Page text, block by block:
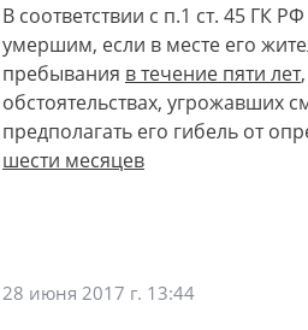
В соответствии с п.1 ст. 45 ГК
умершим, если в месте его
пребывания в течение пяти лет
обстоятельствах, угрожавших
предполагать его гибель от
шести месяцев
28 июня 2017 г. 13:44